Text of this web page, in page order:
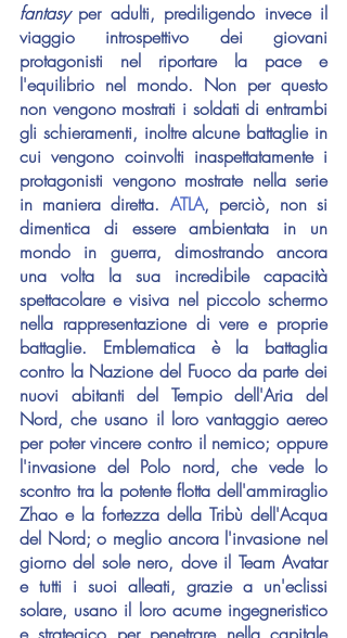
fantasy per adulti, prediligendo invece il
viaggio introspettivo dei giovani
protagonisti nel riportare la pace e
l'equilibrio nel mondo. Non per questo
non vengono mostrati i soldati di entrambi
gli schieramenti, inoltre alcune battaglie in
cui vengono coinvolti inaspettatamente i
protagonisti vengono mostrate nella serie
in maniera diretta. ATLA, perciò, non si
dimentica di essere ambientata in un
mondo in guerra, dimostrando ancora
una volta la sua incredibile capacità
spettacolare e visiva nel piccolo schermo
nella rappresentazione di vere e proprie
battaglie. Emblematica è la battaglia
contro la Nazione del Fuoco da parte dei
nuovi abitanti del Tempio dell'Aria del
Nord, che usano il loro vantaggio aereo
per poter vincere contro il nemico; oppure
l'invasione del Polo nord, che vede lo
scontro tra la potente flotta dell'ammiraglio
Zhao e la fortezza della Tribù dell'Acqua
del Nord; o meglio ancora l'invasione nel
giorno del sole nero, dove il Team Avatar
e tutti i suoi alleati, grazie a un'eclissi
solare, usano il loro acume ingegneristico